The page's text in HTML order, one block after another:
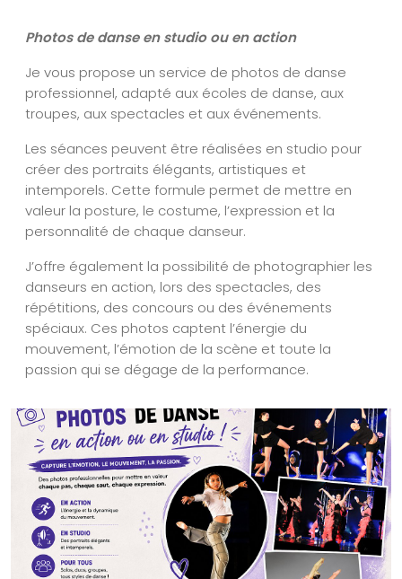
Photos de danse en studio ou en action
Je vous propose un service de photos de danse
professionnel, adapté aux écoles de danse, aux
troupes, aux spectacles et aux événements.
Les séances peuvent être réalisées en studio pour
créer des portraits élégants, artistiques et
intemporels. Cette formule permet de mettre en
valeur la posture, le costume, l’expression et la
personnalité de chaque danseur.
J’offre également la possibilité de photographier les
danseurs en action, lors des spectacles, des
répétitions, des concours ou des événements
spéciaux. Ces photos captent l’énergie du
mouvement, l’émotion de la scène et toute la
passion qui se dégage de la performance.